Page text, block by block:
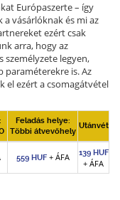
Európaszerte – így
vásárlóknak és mi az
ezért csak
arra, hogy az
legyen,
paraméterekre is. Az
el ezért a csomagátvétel
Feladás helye:
Többi átvevőhely
Utánvét
559 HUF+ ÁFA 139 HUF
+ ÁFA